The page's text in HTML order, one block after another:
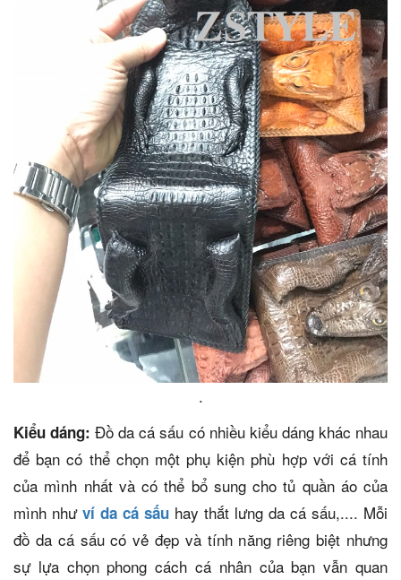
.
Kiểu dáng:Đồ da cá sấu có nhiều kiểu dáng khác nhau
để bạn có thể chọn một phụ kiện phù hợp với cá tính
của mình nhất và có thể bổ sung cho tủ quần áo của
mình như ví da cá sấu hay thắt lưng da cá sấu,.... Mỗi
đồ da cá sấu có vẻ đẹp và tính năng riêng biệt nhưng
sự lựa chọn phong cách cá nhân của bạn vẫn quan